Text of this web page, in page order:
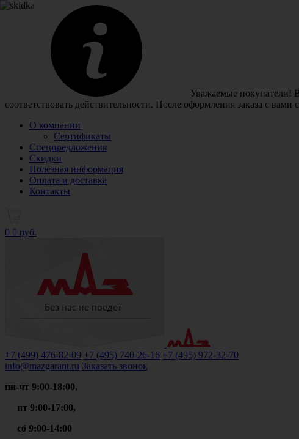
Уважаемые покупатели!
соответствовать действительности. После оформления заказа с вами
О компании
Сертификаты
Спецпредложения
Скидки
Полезная информация
Оплата и доставка
Контакты
0 0 руб.
+7 (499) 476-82-09 +7 (495) 740-26-16 +7 (495) 972-32-70
info@mazgarant.ru Заказать звонок
пн-чт 9:00-18:00,
пт 9:00-17:00,
сб 9:00-14:00